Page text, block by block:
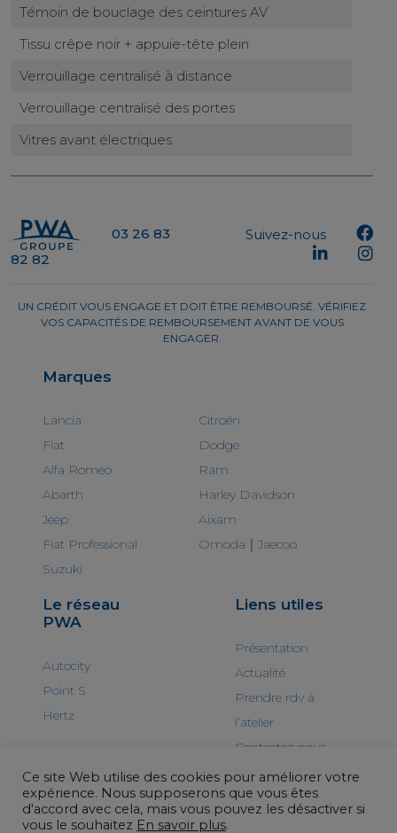
Témoin de bouclage des ceintures AV
Tissu crêpe noir + appuie-tête plein
Verrouillage centralisé à distance
Verrouillage centralisé des portes
Vitres avant électriques
03 26 83
82 82
Suivez-nous
UN CRÉDIT VOUS ENGAGE ET DOIT ÊTRE REMBOURSÉ. VÉRIFIEZ
VOS CAPACITÉS DE REMBOURSEMENT AVANT DE VOUS
ENGAGER.
Marques
Lancia
Fiat
Alfa Romeo
Abarth
Jeep
Fiat Professional
Suzuki
Citroën
Dodge
Ram
Harley Davidson
Aixam
Omoda｜Jaecoo
Le réseau
PWA
Autocity
Point S
Hertz
Liens utiles
Présentation
Actualité
Prendre rdv à
l’atelier
Contactez-nous
Ce site Web utilise des cookies pour améliorer votre
expérience. Nous supposerons que vous êtes
d'accord avec cela, mais vous pouvez les désactiver si
vous le souhaitez En savoir plus.